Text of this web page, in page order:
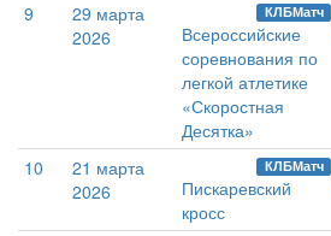
9
29 марта
2026
КЛБМатч
Всероссийские
соревнования по
легкой атлетике
«Скоростная
Десятка»
10
21 марта
2026
КЛБМатч
Пискаревский
кросс